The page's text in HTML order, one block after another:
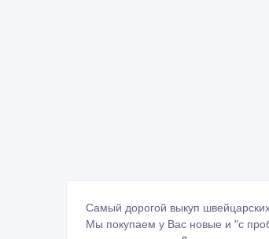
Самый дорогой выкуп
Мы покупаем у Вас новые и "c